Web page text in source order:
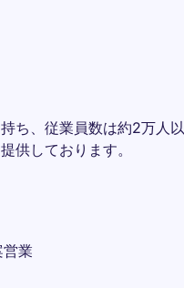
ち、従業員数は約2万人
供しております。
業